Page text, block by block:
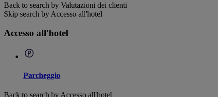
Back to search by Valutazioni dei clienti
Skip search by Accesso all'hotel
Accesso all'hotel
Parcheggio
Back to search by Accesso all'hotel